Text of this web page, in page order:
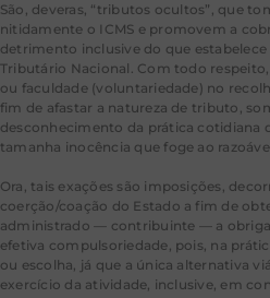
São, deveras, “tributos ocultos”, que
nitidamente o ICMS e promovem a
detrimento inclusive do que estabelece
Tributário Nacional. Com todo
ou faculdade (voluntariedade) no
fim de afastar a natureza de tributo,
desconhecimento da prática cotidiana
tamanha inocência que foge ao
Ora, tais exações são imposições,
coerção/coação do Estado a fim de
administrado — contribuinte — a
efetiva compulsoriedade, pois, na
ou escolha, já que a única alternativa
exercício da atividade, inclusive, em